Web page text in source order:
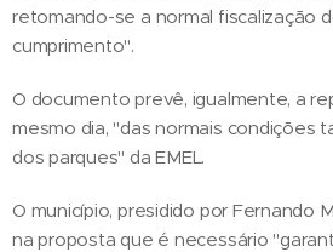
retomando-se a normal fiscalização
cumprimento".
O documento prevê, igualmente, a
mesmo dia, "das normais condições
dos parques" da EMEL.
O município, presidido por Fernando
na proposta que é necessário